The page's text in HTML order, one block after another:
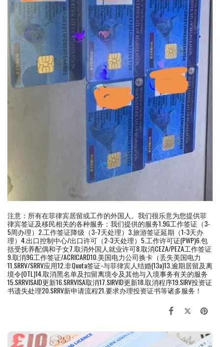
注意：所有在菲律宾居留或工作的外国人。我们很乐意为您提供菲
律宾签证及移民相关的各种服务：我们提供的服务1.9G工作签证（3-
5周办理）2.工作签证降级（3-7天处理） 3.旅游签证延期（1-3天办
理）4.出口控制中心/出口许可（2-3天处理）5.工作许可证(PWP)6.包
括受抚养配偶和子女7.取消外国人就业许可8.取消CEZA/PEZA工作签证
9.取消9G工作签证/ACRICARD10.美国电力公司换卡（丢失美国电力
11.SRRV/SRRV应用12.非Quota签证-与菲律宾人结婚(13a)13.逾期居留及离
境令(OTL)14.取消黑名单及扣留离境令及其他与入境事务有关的服务
15.SRRVISAID更新16.SRRVISA取消17.SIRVID更新18.取消程序19.SIRV投资证
书遗失处理20.SRRV新申请流程21.要求办理投资证书等诸多服务！